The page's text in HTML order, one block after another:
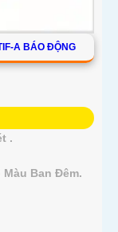
A BÁO ĐỘNG
.
Màu Ban Ðêm.